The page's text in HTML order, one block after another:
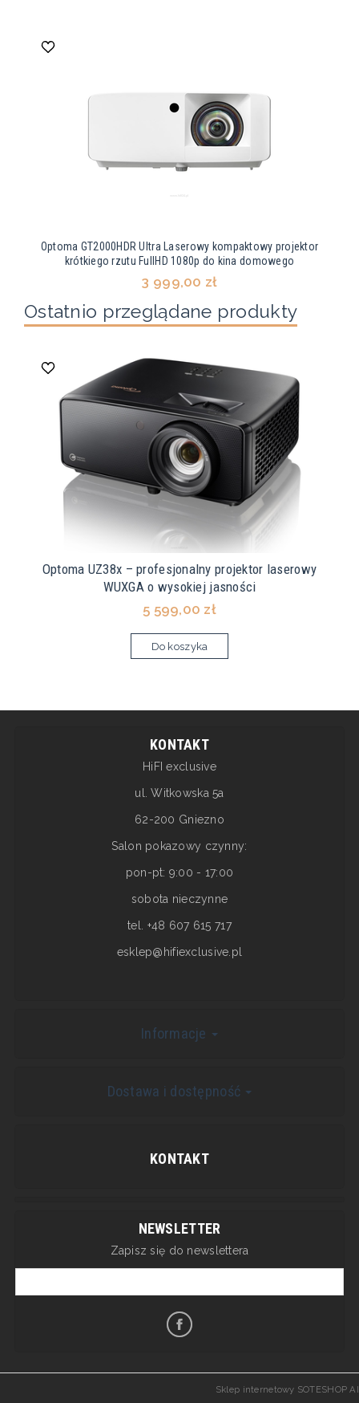
Optoma GT2000HDR Ultra Laserowy kompaktowy projektor
krótkiego rzutu FullHD 1080p do kina domowego
3 999,00 zł
Ostatnio przeglądane produkty
Optoma UZ38x – profesjonalny projektor laserowy
WUXGA o wysokiej jasności
5 599,00 zł
Do koszyka
KONTAKT
HiFI exclusive
ul. Witkowska 5a
62-200 Gniezno
Salon pokazowy czynny:
pon-pt: 9:00 - 17:00
sobota nieczynne
tel. +48 607 615 717
esklep@hifiexclusive.pl
Informacje
Dostawa i dostępność
KONTAKT
NEWSLETTER
Zapisz się do newslettera
Sklep internetowy SOTESHOP AI